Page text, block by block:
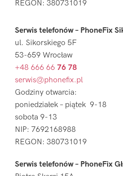
REGON: 380731019
Serwis telefonów – PhoneFix
ul. Sikorskiego 5F
53-659 Wrocław
+48 666 66 76 78
serwis@phonefix.pl
Godziny otwarcia:
poniedziałek – piątek 9-18
sobota 9-13
NIP: 7692168988
REGON: 380731019
Serwis telefonów – PhoneFix